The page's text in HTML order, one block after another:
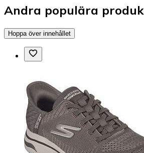
Andra populära
Hoppa över innehållet